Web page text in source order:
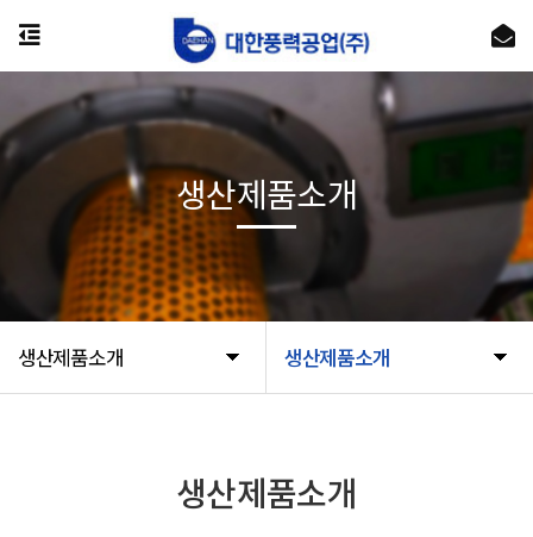
생산제품소개 생산제품소개
생산제품소개
생산제품소개